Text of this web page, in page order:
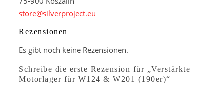
store@silverproject.eu
Rezensionen
Es gibt noch keine Rezensionen.
Schreibe die erste Rezension für „Verstärkte
Motorlager für W124 & W201 (190er)“